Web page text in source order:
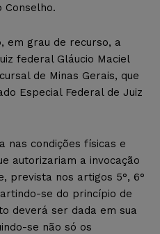
Conselho.
em grau de recurso, a
federal Gláucio Maciel
de Minas Gerais, que
Especial Federal de Juiz
nas condições físicas e
autorizariam a invocação
prevista nos artigos 5°, 6°
se do princípio de
deverá ser dada em sua
se não só os